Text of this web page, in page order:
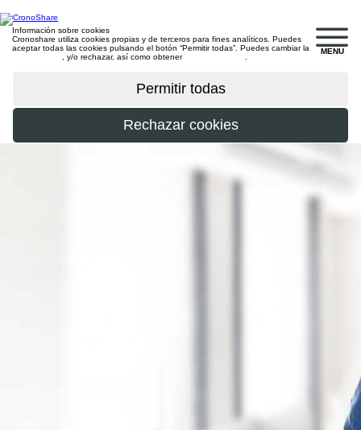
MENU
Información sobre cookies
Cronoshare utiliza cookies propias y de terceros para fines analíticos. Puedes
aceptar todas las cookies pulsando el botón “Permitir todas”. Puedes cambiar la
, y/o rechazar, así como obtener